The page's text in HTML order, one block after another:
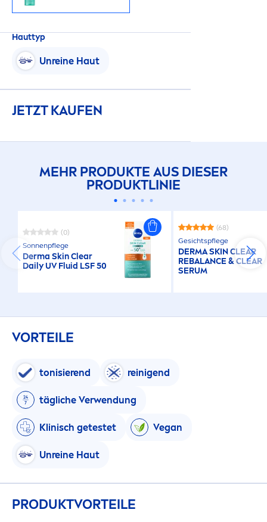
Hauttyp
Unreine Haut
JETZT KAUFEN
MEHR PRODUKTE AUS DIESER
PRODUKTLINIE
(0)
Sonnenpflege
Derma SkinClear
Daily UV Fluid LSF 50
(68)
Gesichtspflege
DERMASKINCLEAR
REBALANCE& CLEAR
SERUM
VORTEILE
tonisierend reinigend
tägliche Verwendung
Klinisch getestet Vegan
Unreine Haut
PRODUKTVORTEILE